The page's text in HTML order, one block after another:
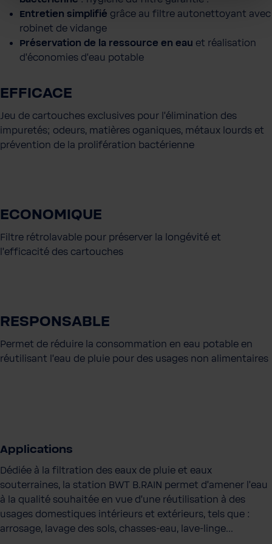
Entretien simplifié grâce au filtre autonettoyant avec
robinet de vidange
Préservation de la ressource en eau et réalisation
d'économies d'eau potable
EFFICACE
Jeu de cartouches exclusives pour l'élimination des
impuretés; odeurs, matières oganiques, métaux lourds et
prévention de la prolifération bactérienne
ECONOMIQUE
Filtre rétrolavable pour préserver la longévité et
l'efficacité des cartouches
RESPONSABLE
Permet de réduire la consommation en eau potable en
réutilisant l'eau de pluie pour des usages non alimentaires
Applications
Dédiée à la filtration des eaux de pluie et eaux
souterraines, la station BWT B.RAIN permet d'amener l'eau
à la qualité souhaitée en vue d'une réutilisation à des
usages domestiques intérieurs et extérieurs, tels que :
arrosage, lavage des sols, chasses-eau, lave-linge...